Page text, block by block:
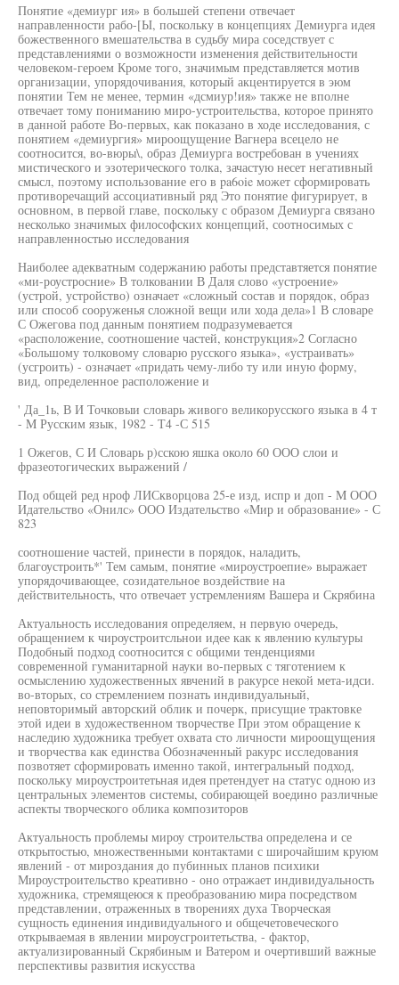
Понятие «демиург ия» в большей степени отвечает
направленности рабо-[Ы, поскольку в концепциях Демиурга идея
божественного вмешательства в судьбу мира соседствует с
представлениями о возможности изменения действительности
человеком-героем Кроме того, значимым представляется мотив
организации, упорядочивания, который акцентируется в эюм
понятии Тем не менее, термин «дсмиур!ия» также не вполне
отвечает тому пониманию миро-устроительства, которое принято
в данной работе Во-первых, как показано в ходе исследования, с
понятием «демиургия» мироощущение Вагнера всецело не
соотносится, во-вюры\, образ Демиурга востребован в учениях
мистического и эзотерического толка, зачастую несет негативный
смысл, поэтому использование его в pa6oie может сформировать
противоречащий ассоциативный ряд Это понятие фигурирует, в
основном, в первой главе, поскольку с образом Демиурга связано
несколько значимых философских концепций, соотносимых с
направленностью исследования
Наиболее адекватным содержанию работы представтяется понятие
«ми-роустросние» В толковании В Даля слово «устроение»
(устрой, устройство) означает «сложный состав и порядок, образ
или способ сооруженья сложной вещи или хода дела»1 В словаре
С Ожегова под данным понятием подразумевается
«расположение, соотношение частей, конструкция»2 Согласно
«Большому толковому словарю русского языка», «устраивать»
(усгроить) - означает «придать чему-либо ту или иную форму,
вид, определенное расположение и
' Да_1ь, В И Точковыи словарь живого великорусского языка в 4 т
- M Русским язык, 1982 - Т4 -С 515
1 Ожегов, С И Словарь р)сскою яшка около 60 ООО слои и
фразеотогических выражений /
Под общей ред нроф ЛИСкворцова 25-е изд, испр и доп - M ООО
Идательство «Онилс» ООО Издательство «Мир и образование» - С
823
соотношение частей, принести в порядок, наладить,
благоустроить*' Тем самым, понятие «мироустроепие» выражает
упорядочивающее, созидательное воздействие на
действительность, что отвечает устремлениям Вашера и Скрябина
Актуальность исследования определяем, н первую очередь,
обращением к чироустроитсльнои идее как к явлению культуры
Подобный подход соотносится с общими тенденциями
современной гуманитарной науки во-первых с тяготением к
осмыслению художественных явчений в ракурсе некой мета-идси.
во-вторых, со стремлением познать индивидуальный,
неповторимый авторский облик и почерк, присущие трактовке
этой идеи в художественном творчестве При этом обращение к
наследию художника требует охвата сто личности мироощущения
и творчества как единства Обозначенный ракурс исследования
позвотяет сформировать именно такой, интегральный подход,
поскольку мироустроитетьная идея претендует на статус одною из
центральных элементов системы, собирающей воедино различные
аспекты творческого облика композиторов
Актуальность проблемы мироу строительства определена и се
открытостью, множественными контактами с широчайшим круюм
явлений - от мироздания до пубинных планов психики
Мироустроительство креативно - оно отражает индивидуальность
художника, стремящеюся к преобразованию мира посредством
представлении, отраженных в творениях духа Творческая
сущность единения индивидуального и общечетовеческого
открываемая в явлении мироусгроитетьства, - фактор,
актуализированный Скрябиным и Ватером и очертивший важные
перспективы развития искусства